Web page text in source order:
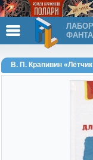
В. П. Крапивин